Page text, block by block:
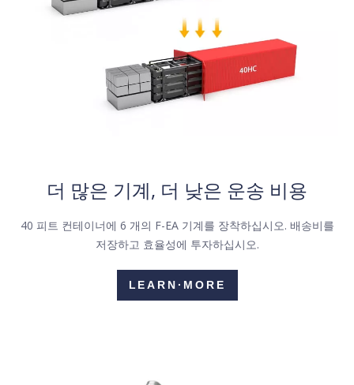
더 많은 기계, 더 낮은 운송 비용
40 피트 컨테이너에 6 개의 F-EA 기계를 장착하십시오. 배송비를
저장하고 효율성에 투자하십시오.
LEARN·MORE